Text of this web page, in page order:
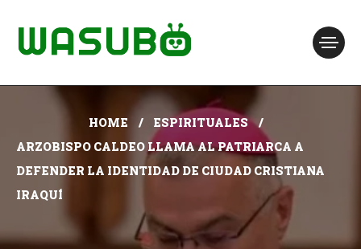
HOME
ESPIRITUALES
ARZOBISPO CALDEO LLAMA AL PATRIARCA A
DEFENDER LA IDENTIDAD DE CIUDAD CRISTIANA
IRAQUÍ